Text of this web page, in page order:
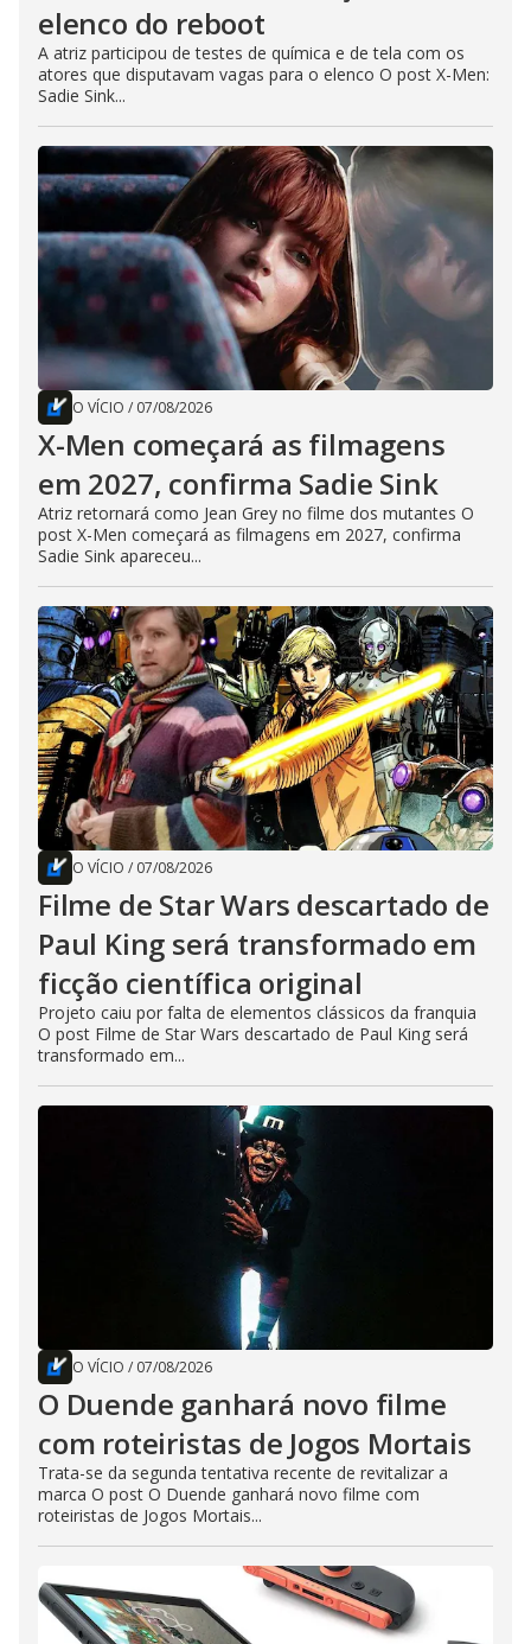
elenco do reboot
A atriz participou de testes de química e de tela com os
atores que disputavam vagas para o elenco O post X-Men:
Sadie Sink...
O VÍCIO / 07/08/2026
X-Men começará as filmagens
em 2027, confirma Sadie Sink
Atriz retornará como Jean Grey no filme dos mutantes O
post X-Men começará as filmagens em 2027, confirma
Sadie Sink apareceu...
O VÍCIO / 07/08/2026
Filme de Star Wars descartado de
Paul King será transformado em
ficção científica original
Projeto caiu por falta de elementos clássicos da franquia
O post Filme de Star Wars descartado de Paul King será
transformado em...
O VÍCIO / 07/08/2026
O Duende ganhará novo filme
com roteiristas de Jogos Mortais
Trata-se da segunda tentativa recente de revitalizar a
marca O post O Duende ganhará novo filme com
roteiristas de Jogos Mortais...